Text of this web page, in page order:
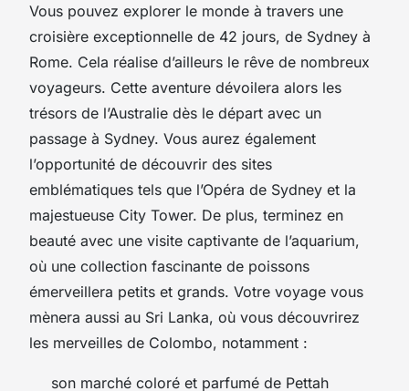
Vous pouvez explorer le monde à travers une
croisière exceptionnelle de 42 jours, de Sydney à
Rome. Cela réalise d’ailleurs le rêve de nombreux
voyageurs. Cette aventure dévoilera alors les
trésors de l’Australie dès le départ avec un
passage à Sydney. Vous aurez également
l’opportunité de découvrir des sites
emblématiques tels que l’Opéra de Sydney et la
majestueuse City Tower. De plus, terminez en
beauté avec une visite captivante de l’aquarium,
où une collection fascinante de poissons
émerveillera petits et grands. Votre voyage vous
mènera aussi au Sri Lanka, où vous découvrirez
les merveilles de Colombo, notamment :
son marché coloré et parfumé de Pettah